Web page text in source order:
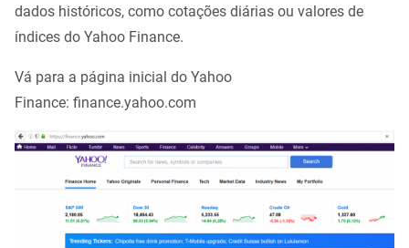
dados históricos, como cotações diárias ou valores de
índices do Yahoo Finance.
Vá para a página inicial do Yahoo
Finance: finance.yahoo.com